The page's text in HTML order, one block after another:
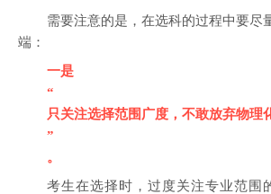
需要注意的是，在选科的过程中要尽
端：
一是
“
只关注选择范围广度，不敢放弃物理
”
。
考生在选择时，过度关注专业范围